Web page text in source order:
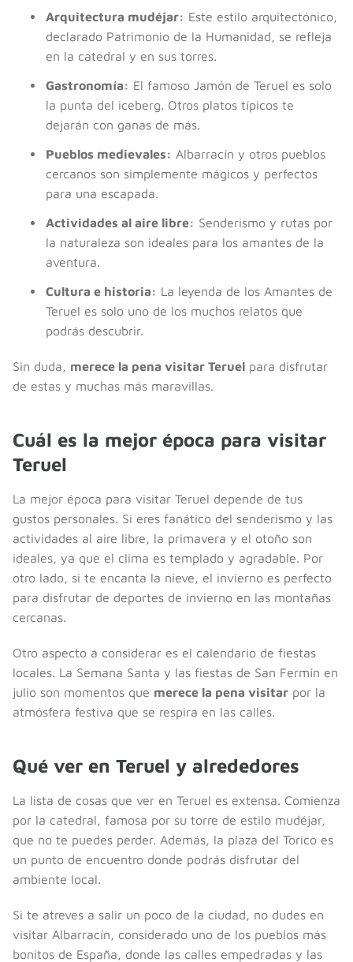
Arquitectura mudéjar: Este estilo arquitectónico,
declarado Patrimonio de la Humanidad, se refleja
en la catedral y en sus torres.
Gastronomía: El famoso Jamón de Teruel es solo
la punta del iceberg. Otros platos típicos te
dejarán con ganas de más.
Pueblos medievales: Albarracín y otros pueblos
cercanos son simplemente mágicos y perfectos
para una escapada.
Actividades al aire libre: Senderismo y rutas por
la naturaleza son ideales para los amantes de la
aventura.
Cultura e historia: La leyenda de los Amantes de
Teruel es solo uno de los muchos relatos que
podrás descubrir.
Sin duda, merece la pena visitar Teruel para disfrutar
de estas y muchas más maravillas.
Cuál es la mejor época para visitar
Teruel
La mejor época para visitar Teruel depende de tus
gustos personales. Si eres fanático del senderismo y las
actividades al aire libre, la primavera y el otoño son
ideales, ya que el clima es templado y agradable. Por
otro lado, si te encanta la nieve, el invierno es perfecto
para disfrutar de deportes de invierno en las montañas
cercanas.
Otro aspecto a considerar es el calendario de fiestas
locales. La Semana Santa y las fiestas de San Fermín en
julio son momentos que merece la pena visitar por la
atmósfera festiva que se respira en las calles.
Qué ver en Teruel y alrededores
La lista de cosas que ver en Teruel es extensa. Comienza
por la catedral, famosa por su torre de estilo mudéjar,
que no te puedes perder. Además, la plaza del Torico es
un punto de encuentro donde podrás disfrutar del
ambiente local.
Si te atreves a salir un poco de la ciudad, no dudes en
visitar Albarracín, considerado uno de los pueblos más
bonitos de España, donde las calles empedradas y las